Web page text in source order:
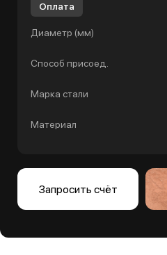
Оплата
Диаметр (мм)
Способ присоед.
Марка стали
Материал
Запросить счёт